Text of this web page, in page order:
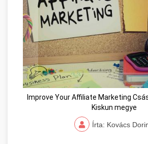
Improve Your Affiliate Marketing
Kiskun megye
Írta: Kovács